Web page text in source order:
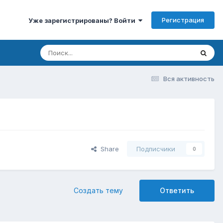
Уже зарегистрированы? Войти Регистрация
Вся активность
Share Подписчики 0
Ответить
Создать тему